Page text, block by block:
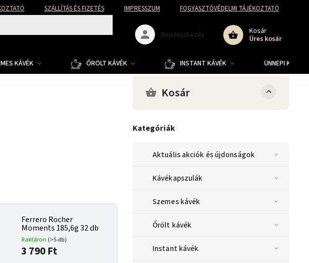
SZÁLLÍTÁS ÉS FIZETÉS IMPRESSZUM FOGYASZTÓVÉDELMI TÁJÉKOZTATÓ
Kosár
Üres kosár
Bejelentkezés
KÁVÉK ŐRÖLT KÁVÉK INSTANT KÁVÉK ÜNNEPI
Kosár
Kategóriák
Aktuális akciók és újdonságok
Kávékapszulák
Szemes kávék
Őrölt kávék
Instant kávék
Ferrero Rocher
Moments 185,6g 32 db
Raktáron (>5 db)
3 790 Ft